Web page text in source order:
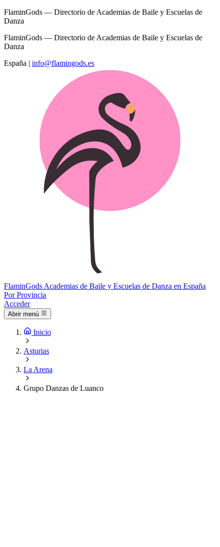
FlaminGods — Directorio de Academias de Baile y Escuelas de
Danza
FlaminGods — Directorio de Academias de Baile y Escuelas de
Danza
España | info@flamingods.es
FlaminGods Academias de Baile y Escuelas de Danza en España
Por Provincia
Acceder
Abrir menú
Inicio
Asturias
La Arena
Grupo Danzas de Luanco